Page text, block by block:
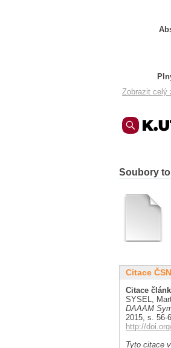
Zobrazit celý
Soubory
Citace
Citace
SYSEL,
DAAAM
2015, s. 56-
http://
Tyto citace